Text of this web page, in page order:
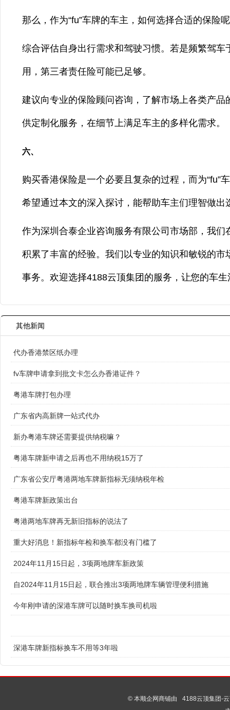
那么，作为“fu”车牌的车主，如何选择合适的保险
综合评估自身出行需求和驾驶习惯。若是频繁驾
用，第三者责任险可能已足够。
建议向专业的保险顾问咨询，了解市场上各类产
供定制化服务，在细节上满足车主的多样化需求。
六、
购买香港保险是一个必要且复杂的过程，而为“fu”
希望通过本文的深入探讨，能帮助车主们理智做
作为深圳合泰企业咨询服务有限公司市场部，我
积累了丰富的经验。我们以专业的知识和敏锐的
事务。欢迎选择4188云顶集团的服务，让您的车
其他新闻
代办香港禁区纸办理
fv车牌申请拿到批文卡怎么办香港证件？
粤港车牌打包办理
广东省内高新牌一站式代办
新办粤港车牌还需要提供纳税嘛？
粤港车牌新申请之后再也不用纳税15万了
广东省公安厅粤港两地车牌新指标无须纳税年检
粤港车牌新政策出台
粤港两地车牌再无新旧指标的说法了
重大好消息！新指标年检和换车都没有门槛了
2024年11月15日起，3项两地牌车新政策
自2024年11月15日起，联合推出3项两地牌车辆管理便利措施
今年刚申请的深港车牌可以随时换车换司机啦
深港车牌新指标换车不用等3年啦
© 本顺企网商铺由
4188云顶集团-